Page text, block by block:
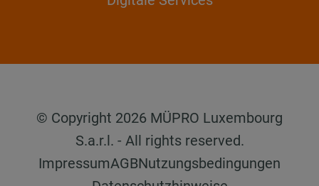
© Copyright 2026 MÜPRO Luxembourg
S.a.r.l. - All rights reserved.
ImpressumAGBNutzungsbedingungen